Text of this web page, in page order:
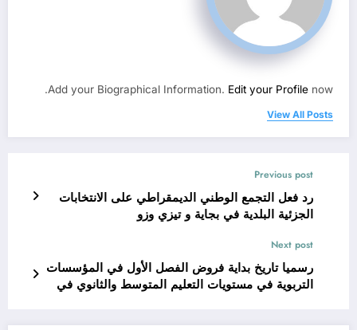
Add your Biographical Information. Edit your Profile now.
View All Posts
Previous post
رد فعل التجمع الوطني الديمقراطي على الانتخابات
الجزئية البلدية في بجاية و تيزي وزو
Next post
رسميا تاريخ بداية فروض الفصل الأول في المؤسسات
التربوية في مستويات التعليم المتوسط والثانوي في